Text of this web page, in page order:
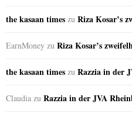
the kasaan times zu Riza Kosar’s
EarnMoney zu Riza Kosar’s
the kasaan times zu Razzia in der
Claudia zu Razzia in der JVA